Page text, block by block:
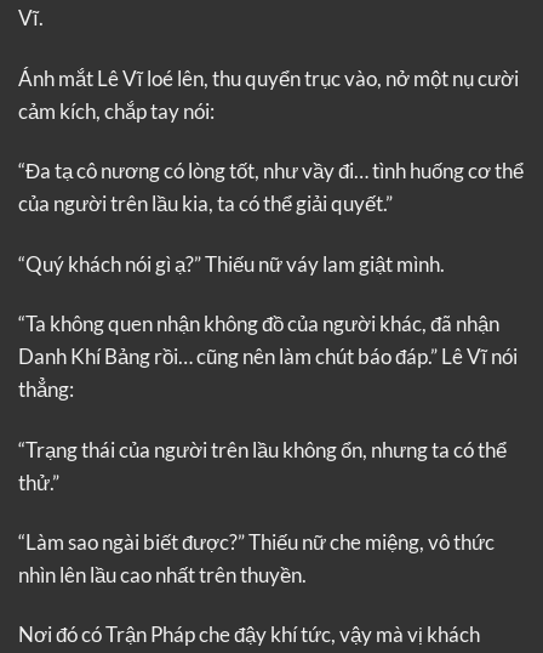
Vĩ.
Ánh mắt Lê Vĩ loé lên, thu quyển trục vào, nở một nụ cười
cảm kích, chắp tay nói:
“Đa tạ cô nương có lòng tốt, như vầy đi… tình huống cơ thể
của người trên lầu kia, ta có thể giải quyết.”
“Quý khách nói gì ạ?” Thiếu nữ váy lam giật mình.
“Ta không quen nhận không đồ của người khác, đã nhận
Danh Khí Bảng rồi… cũng nên làm chút báo đáp.” Lê Vĩ nói
thẳng:
“Trạng thái của người trên lầu không ổn, nhưng ta có thể
thử.”
“Làm sao ngài biết được?” Thiếu nữ che miệng, vô thức
nhìn lên lầu cao nhất trên thuyền.
Nơi đó có Trận Pháp che đậy khí tức, vậy mà vị khách